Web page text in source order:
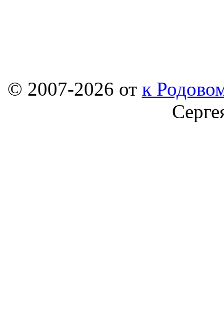
© 2007-2026 от к